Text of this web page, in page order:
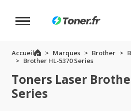
Accueil Marques Brother
Brother HL-5370 Series
Toners Laser
Series